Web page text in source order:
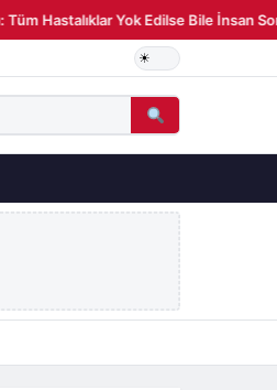
Hastalıklar Yok Edilse Bile İnsan